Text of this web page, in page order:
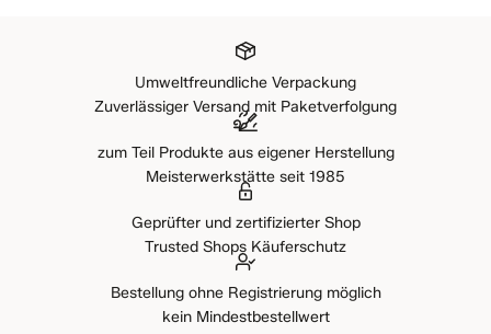
Umweltfreundliche Verpackung
Zuverlässiger Versand mit Paketverfolgung
zum Teil Produkte aus eigener Herstellung
Meisterwerkstätte seit 1985
Geprüfter und zertifizierter Shop
Trusted Shops Käuferschutz
Bestellung ohne Registrierung möglich
kein Mindestbestellwert